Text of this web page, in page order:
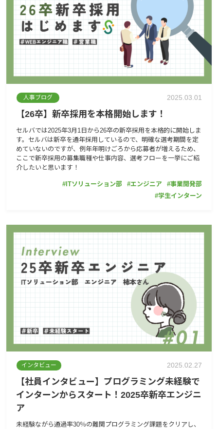
人事ブログ 2025.03.01
【26卒】新卒採用を本格開始します！
セルバでは2025年3月1日から26卒の新卒採用を本格的に開始しま
す。セルバは新卒を通年採用しているので、明確な選考期間を定
めていないのですが、例年年明けごろから応募者が増えるため、
ここで新卒採用の募集職種や仕事内容、選考フローを一挙にご紹
介したいと思います！
ITソリューション部 エンジニア
事業開発部
学生インターン
インタビュー 2025.02.27
【社員インタビュー】プログラミング未経験で
インターンからスタート！2025卒新卒エンジニ
ア
未経験ながら通過率30％の難関プログラミング課題をクリアし、